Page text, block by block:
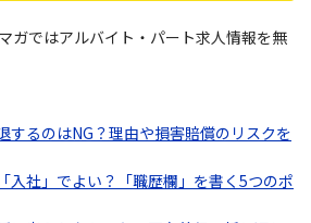
ガではアルバイト・パート求人情報を無
するのはNG？理由や損害賠償のリスクを
入社」でよい？「職歴欄」を書く5つのポ